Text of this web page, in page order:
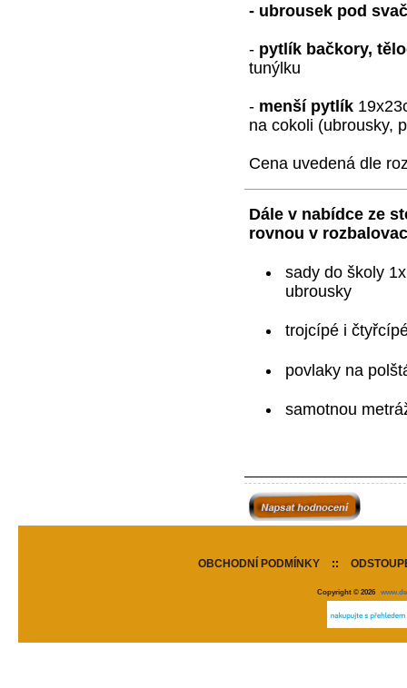
- ubrousek pod
- pytlík bačkory,
tunýlku
- menší pytlík
na cokoli (ubrousky,
Cena uvedená dle
Dále v nabídce ze
rovnou v
sady do školy
ubrousky
trojcípé i
povlaky na
samotnou
OBCHODNÍ PODMÍNKY ::
Copyright © 2026